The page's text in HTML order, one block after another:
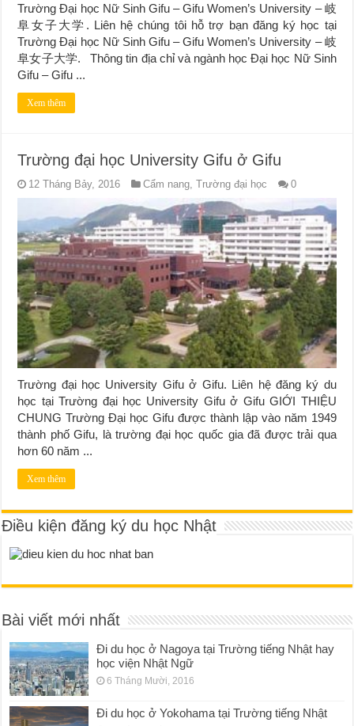
Trường Đại học Nữ Sinh Gifu – Gifu Women’s University – 岐
阜女子大学. Liên hệ chúng tôi hỗ trợ bạn đăng ký học tại
Trường Đại học Nữ Sinh Gifu – Gifu Women’s University – 岐
阜女子大学. Thông tin địa chỉ và ngành học Đại học Nữ Sinh
Gifu – Gifu ...
Xem thêm
Trường đại học University Gifu ở Gifu
12 Tháng Bảy, 2016 Cẩm nang ,Trường đại học 0
Trường đại học University Gifu ở Gifu. Liên hệ đăng ký du
học tại Trường đại học University Gifu ở Gifu GIỚI THIỆU
CHUNG Trường Đại học Gifu được thành lập vào năm 1949
thành phố Gifu, là trường đại học quốc gia đã được trải qua
hơn 60 năm ...
Xem thêm
Điều kiện đăng ký du học Nhật
Bài viết mới nhất
Đi du học ở Nagoya tại Trường tiếng Nhật hay
học viện Nhật Ngữ
6 Tháng Mười, 2016
Đi du học ở Yokohama tại Trường tiếng Nhật